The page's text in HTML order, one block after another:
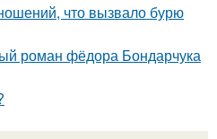
что вызвало бурю
роман фёдора Бондарчука